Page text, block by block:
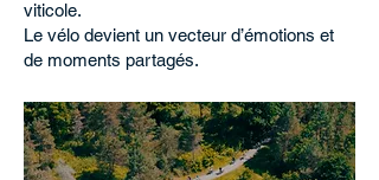
viticole.
Le vélo devient un vecteur d’émotions et
de moments partagés.